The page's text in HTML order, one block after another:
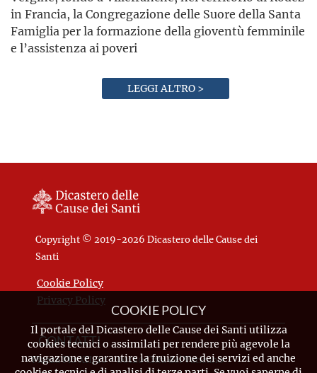
in Francia, la Congregazione delle Suore della Santa
Famiglia per la formazione della gioventù femminile
e l’assistenza ai poveri
LEGGI ALTRO >
Copyright © 2019-2026 Dicastero delle Cause dei
Santi
Cookie Policy
Privacy Policy
CONTATTI
Piazza Pio XII, 10 - 00120 Città del Vaticano
COOKIE POLICY
Il portale del Dicastero delle Cause dei Santi utilizza
cookies tecnici o assimilati per rendere più agevole la
navigazione e garantire la fruizione dei servizi ed anche